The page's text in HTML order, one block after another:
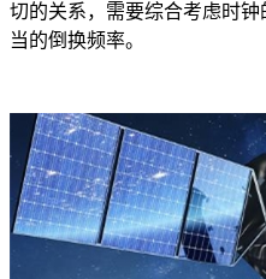
切的关系，需要综合考虑时
当的倒换频率。